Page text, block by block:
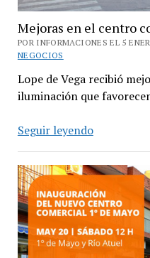
Mejoras en el centro
POR INFORMACIONES EL 5
NEGOCIOS
Lope de Vega recibió
iluminación que
Seguir leyendoMejoras
el
centro
comercial
de
Villa
Raffo